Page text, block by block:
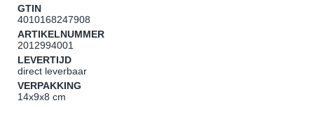
GTIN
4010168247908
ARTIKELNUMMER
2012994001
LEVERTIJD
direct leverbaar
VERPAKKING
14x9x8 cm